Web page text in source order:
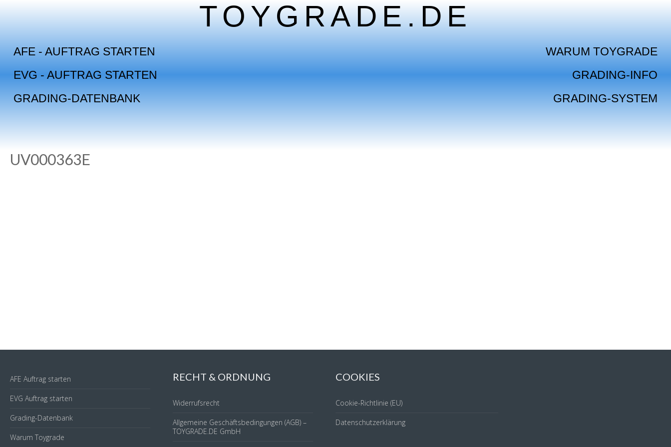
AFE - AUFTRAG STARTEN
EVG - AUFTRAG STARTEN
GRADING-DATENBANK
TOYGRADE.DE
WARUM TOYGRADE
GRADING-INFO
GRADING-SYSTEM
UV000363E
AFE Auftrag starten
EVG Auftrag starten
Grading-Datenbank
Warum Toygrade
RECHT & ORDNUNG
Widerrufsrecht
Allgemeine Geschäftsbedingungen (AGB) –
TOYGRADE.DE GmbH
COOKIES
Cookie-Richtlinie (EU)
Datenschutzerklärung